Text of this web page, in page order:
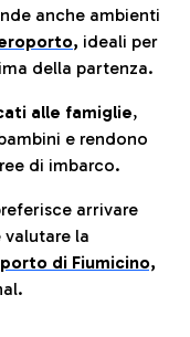
anche ambienti
, ideali per
della partenza.
alle famiglie,
e rendono
di imbarco.
arrivare
la
di Fiumicino,